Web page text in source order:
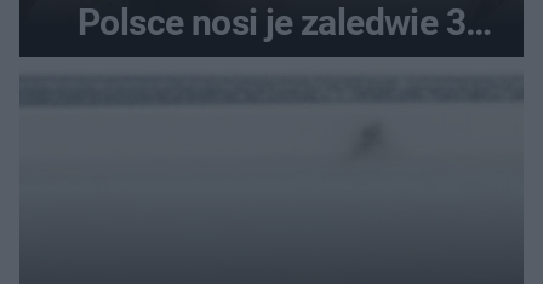
Polsce nosi je zaledwie 3